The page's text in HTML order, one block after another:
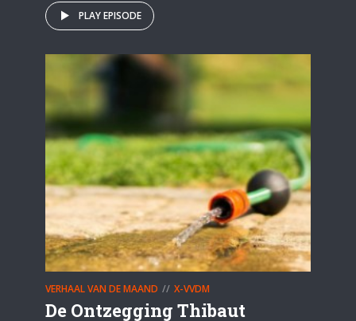
PLAY EPISODE
VERHAAL VAN DE MAAND X-VVDM
De Ontzegging Thibaut